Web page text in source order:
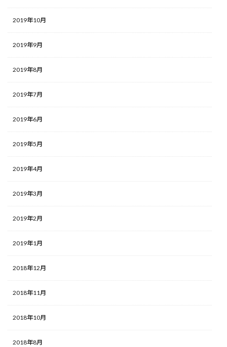
2019年10月
2019年9月
2019年8月
2019年7月
2019年6月
2019年5月
2019年4月
2019年3月
2019年2月
2019年1月
2018年12月
2018年11月
2018年10月
2018年8月